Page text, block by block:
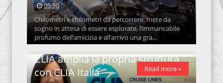
05:30
Chilometri e chilometri da percorrere, mete da
sogno in attesa di essere esplorate, l’immancabile
profumo dell’amicizia e all’arrivo una gra...
CLIA amplia la propria struttura
con CLIA Italia
Read more »